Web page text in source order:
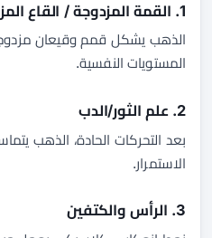
1. القمة المزدوجة / القاع المزدوج
الذهب يشكل قمم وقيعان
المستويات النفسية.
2. علم الثور/الدب
بعد التحركات الحادة، الذهب
الاستمرار.
3. الرأس والكتفين